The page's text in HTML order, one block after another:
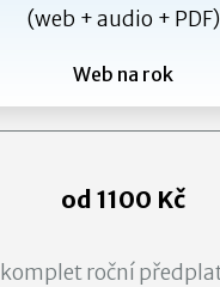
(web + audio + PDF)
Web na rok
od 1100 Kč
komplet roční